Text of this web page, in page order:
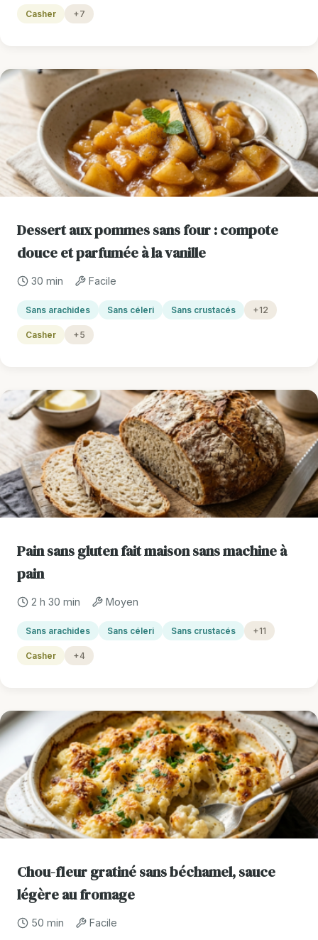
Casher +7
Dessert aux pommes sans four : compote
douce et parfumée à la vanille
30 min Facile
Sans arachides Sans céleri Sans crustacés +12
Casher +5
Pain sans gluten fait maison sans machine à
pain
2 h 30 min Moyen
Sans arachides Sans céleri Sans crustacés +11
Casher +4
Chou-fleur gratiné sans béchamel, sauce
légère au fromage
50 min Facile